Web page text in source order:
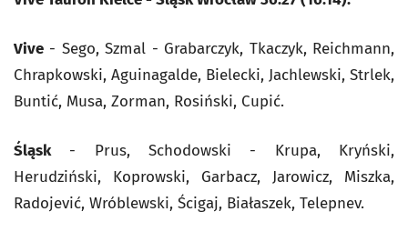
Vive - Sego, Szmal - Grabarczyk, Tkaczyk, Reichmann,
Chrapkowski, Aguinagalde, Bielecki, Jachlewski, Strlek,
Buntić, Musa, Zorman, Rosiński, Cupić.
Śląsk- Prus, Schodowski - Krupa, Kryński,
Herudziński, Koprowski, Garbacz, Jarowicz, Miszka,
Radojević, Wróblewski, Ścigaj, Białaszek, Telepnev.